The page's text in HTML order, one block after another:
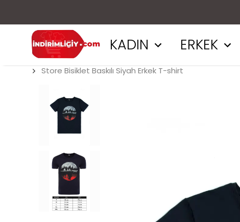
KADIN ERKEK
Store Bisiklet Baskılı Siyah Erkek T-shirt